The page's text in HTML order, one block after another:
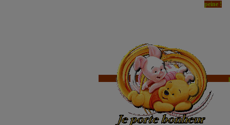
peine !